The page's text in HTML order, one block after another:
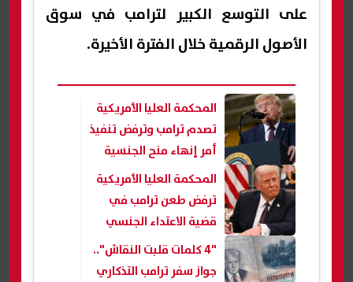
على التوسع الكبير لترامب في سوق
الأصول الرقمية خلال الفترة الأخيرة.
المحكمة العليا الأمريكية
تصدم ترامب وترفض تنفيذ
أمر إنهاء منح الجنسية
بالميلاد
المحكمة العليا الأمريكية
ترفض طعن ترامب في
قضية الاعتداء الجنسي
على كاتبة وتُبقي على
تعويض 5 ملايين دولار
"4 كلمات قلبت النقاش"..
جواز سفر ترامب التذكاري